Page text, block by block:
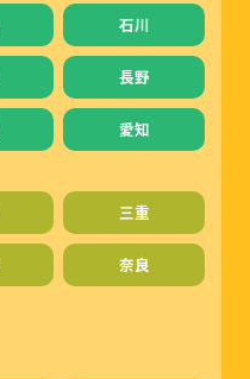
石川
長野
愛知
三重
奈良